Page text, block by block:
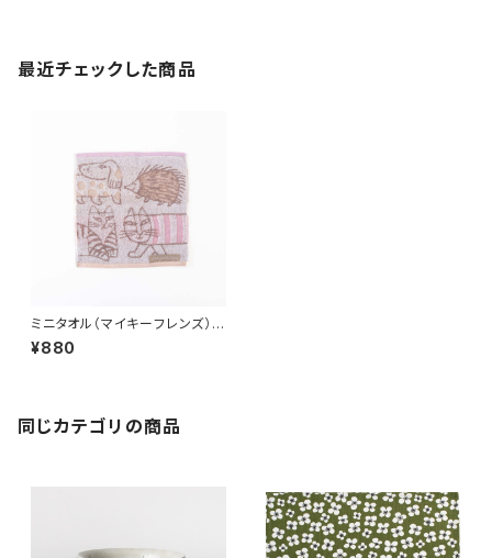
最近チェックした商品
ミニタオル（マイキーフレンズ）
／ Lisa Larson リサ・ラーソ
ン
¥880
同じカテゴリの商品